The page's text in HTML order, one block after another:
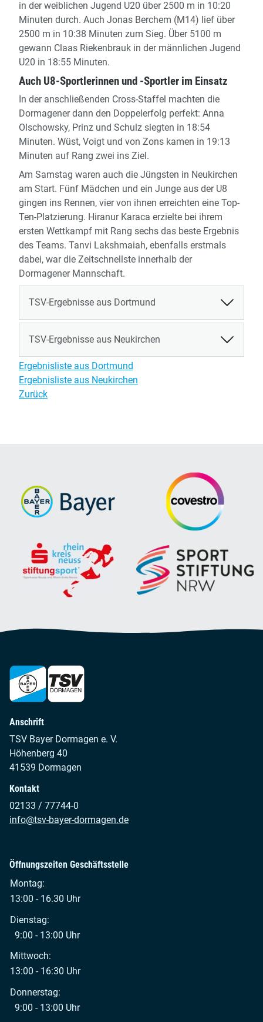
in der weiblichen Jugend U20 über 2500 m in 10:20
Minuten durch. Auch Jonas Berchem (M14) lief über
2500 m in 10:38 Minuten zum Sieg. Über 5100 m
gewann Claas Riekenbrauk in der männlichen Jugend
U20 in 18:55 Minuten.
Auch U8-Sportlerinnen und -Sportler im Einsatz
In der anschließenden Cross-Staffel machten die
Dormagener dann den Doppelerfolg perfekt: Anna
Olschowsky, Prinz und Schulz siegten in 18:54
Minuten. Wüst, Voigt und von Zons kamen in 19:13
Minuten auf Rang zwei ins Ziel.
Am Samstag waren auch die Jüngsten in Neukirchen
am Start. Fünf Mädchen und ein Junge aus der U8
gingen ins Rennen, vier von ihnen erreichten eine Top-
Ten-Platzierung. Hiranur Karaca erzielte bei ihrem
ersten Wettkampf mit Rang sechs das beste Ergebnis
des Teams. Tanvi Lakshmaiah, ebenfalls erstmals
dabei, war die Zeitschnellste innerhalb der
Dormagener Mannschaft.
TSV-Ergebnisse aus Dortmund
TSV-Ergebnisse aus Neukirchen
Ergebnisliste aus Dortmund
Ergebnisliste aus Neukirchen
Zurück
Anschrift
TSV Bayer Dormagen e. V.
Höhenberg 40
41539 Dormagen
Kontakt
02133 / 77744-0
info@tsv-bayer-dormagen.de
Öffnungszeiten Geschäftsstelle
Montag:
13:00 - 16.30 Uhr
Dienstag:
9:00 - 13:00 Uhr
Mittwoch:
13:00 - 16:30 Uhr
Donnerstag:
9:00 - 13:00 Uhr